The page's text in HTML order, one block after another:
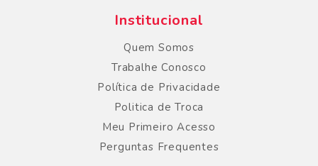
Institucional
Quem Somos
Trabalhe Conosco
Política de Privacidade
Politica de Troca
Meu Primeiro Acesso
Perguntas Frequentes